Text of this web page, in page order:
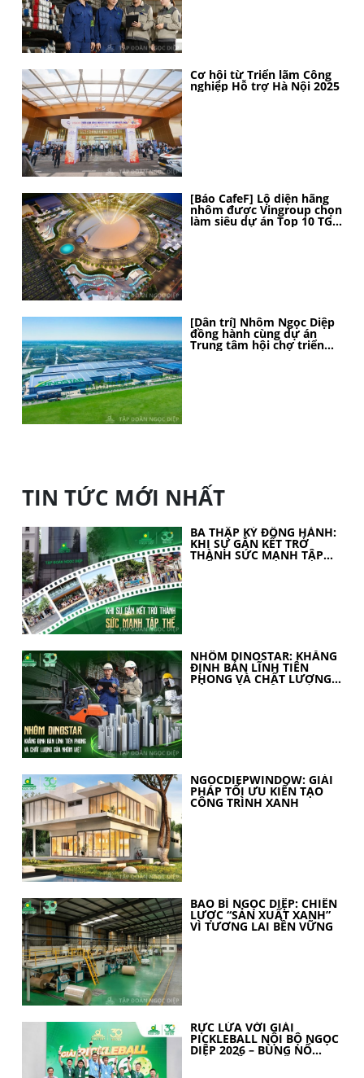
Cơ hội từ Triển lãm Công
nghiệp Hỗ trợ Hà Nội 2025
[Báo CafeF] Lộ diện hãng
nhôm được Vingroup chọn
làm siêu dự án Top 10 TG,
[Dân trí] Nhôm Ngọc Diệp
đồng hành cùng dự án
Trung tâm hội chợ triển
TIN TỨC MỚI NHẤT
BA THẬP KỶ ĐỒNG HÀNH:
KHI SỰ GẮN KẾT TRỞ
THÀNH SỨC MẠNH TẬP
NHÔM DINOSTAR: KHẲNG
ĐỊNH BẢN LĨNH TIÊN
PHONG VÀ CHẤT LƯỢNG
NGOCDIEPWINDOW: GIẢI
PHÁP TỐI ƯU KIẾN TẠO
CÔNG TRÌNH XANH
BAO BÌ NGỌC DIỆP: CHIẾN
LƯỢC “SẢN XUẤT XANH”
VÌ TƯƠNG LAI BỀN VỮNG
RỰC LỬA VỚI GIẢI
PICKLEBALL NỘI BỘ NGỌC
DIỆP 2026 – BÙNG NỔ